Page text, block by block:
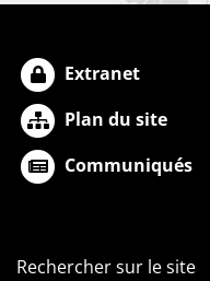
Extranet
Plan du site
Communiqués
Rechercher sur le site